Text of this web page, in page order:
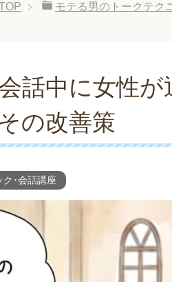
モテる男のトークテク
話中に女性が
の改善策
･会話講座